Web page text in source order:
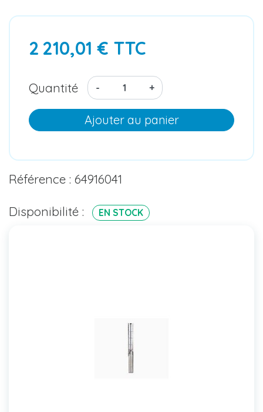
2 210,01 € TTC
Quantité - +
Ajouter au panier
Référence : 64916041
Disponibilité : EN STOCK